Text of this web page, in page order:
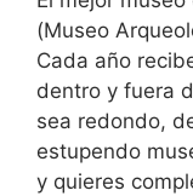
(Museo
Cada año
dentro y fuera
sea redondo,
estupendo
y quieres